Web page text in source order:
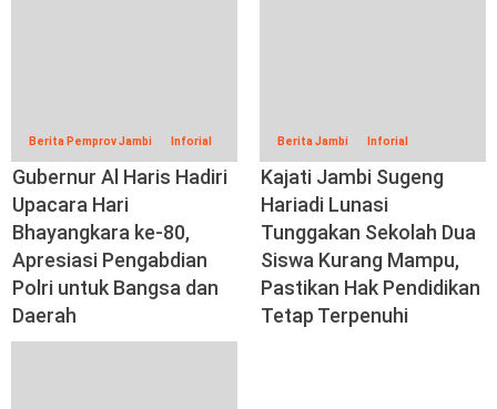
Berita Pemprov Jambi Inforial
Gubernur Al Haris Hadiri
Upacara Hari
Bhayangkara ke-80,
Apresiasi Pengabdian
Polri untuk Bangsa dan
Daerah
Berita Jambi Inforial
Kajati Jambi Sugeng
Hariadi Lunasi
Tunggakan Sekolah Dua
Siswa Kurang Mampu,
Pastikan Hak Pendidikan
Tetap Terpenuhi